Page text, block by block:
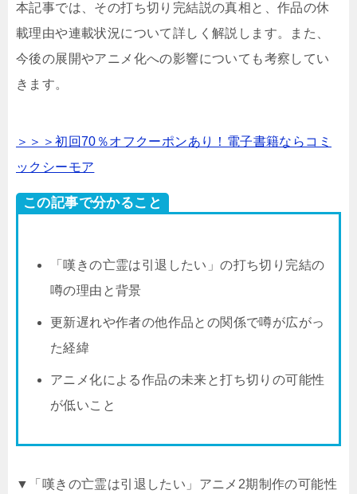
本記事では、その打ち切り完結説の真相と、作品の休
載理由や連載状況について詳しく解説します。また、
今後の展開やアニメ化への影響についても考察してい
きます。
＞＞＞初回70％オフクーポンあり！電子書籍ならコミ
ックシーモア
この記事で分かること
「嘆きの亡霊は引退したい」の打ち切り完結の
噂の理由と背景
更新遅れや作者の他作品との関係で噂が広がっ
た経緯
アニメ化による作品の未来と打ち切りの可能性
が低いこと
▼「嘆きの亡霊は引退したい」アニメ2期制作の可能性